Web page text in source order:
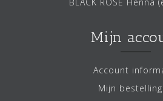
Mijn
Account
Mijn